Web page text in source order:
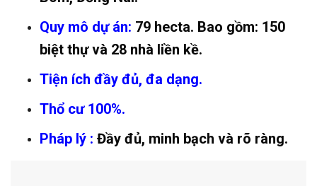
Quy mô dự án: 79 hecta. Bao gồm: 150
biệt thự và 28 nhà liền kề.
Tiện ích đầy đủ, đa dạng.
Thổ cư 100%.
Pháp lý : Đầy đủ, minh bạch và rõ ràng.